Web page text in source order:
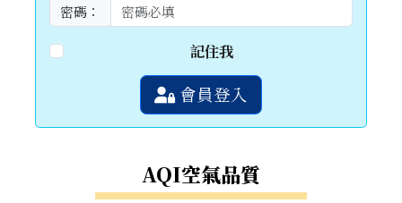
密碼：
記住我
會員登入
AQI空氣品質